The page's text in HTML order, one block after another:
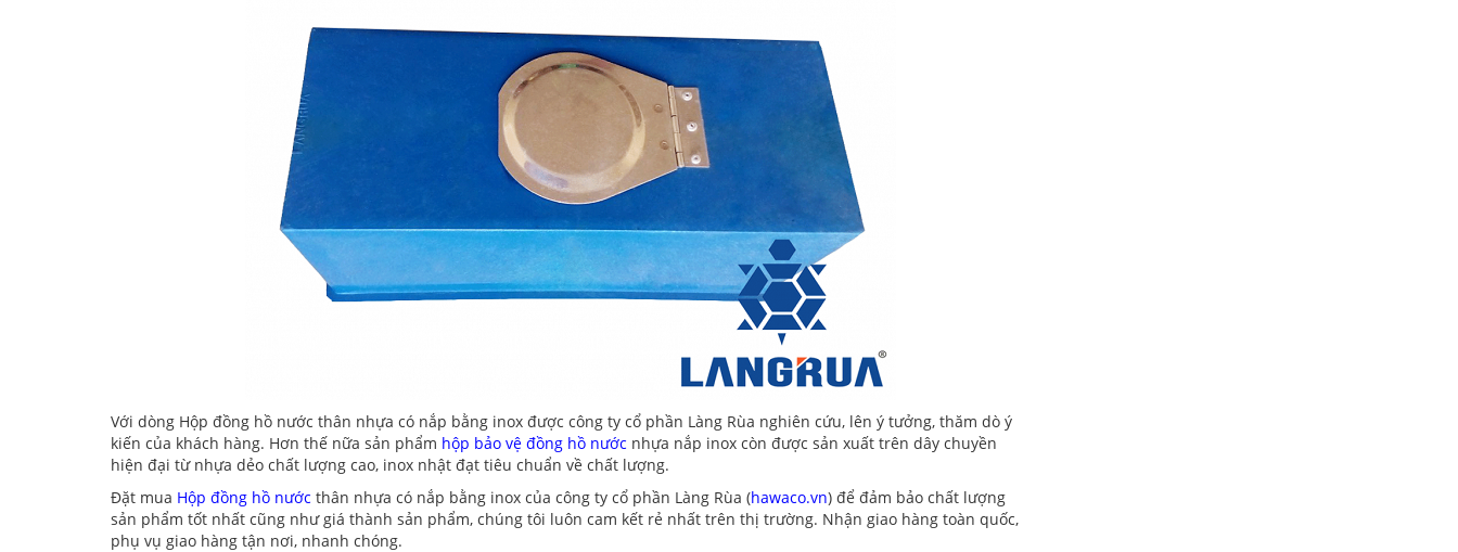
Với dòng Hộp đồng hồ nước thân nhựa có nắp bằng inox được công ty cổ phần Làng Rùa nghiên cứu, lên ý tưởng, thăm dò ý
kiến của khách hàng. Hơn thế nữa sản phẩm hộp bảo vệ đồng hồ nước nhựa nắp inox còn được sản xuất trên dây chuyền
hiện đại từ nhựa dẻo chất lượng cao, inox nhật đạt tiêu chuẩn về chất lượng.
Đặt mua Hộp đồng hồ nước thân nhựa có nắp bằng inox của công ty cổ phần Làng Rùa (hawaco.vn) để đảm bảo chất lượng
sản phẩm tốt nhất cũng như giá thành sản phẩm, chúng tôi luôn cam kết rẻ nhất trên thị trường. Nhận giao hàng toàn quốc,
phụ vụ giao hàng tận nơi, nhanh chóng.